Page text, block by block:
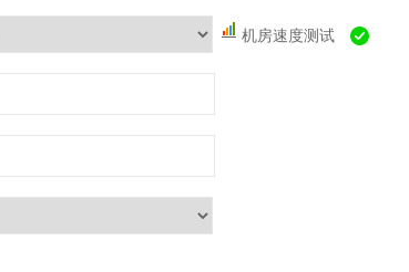
机房速度测试